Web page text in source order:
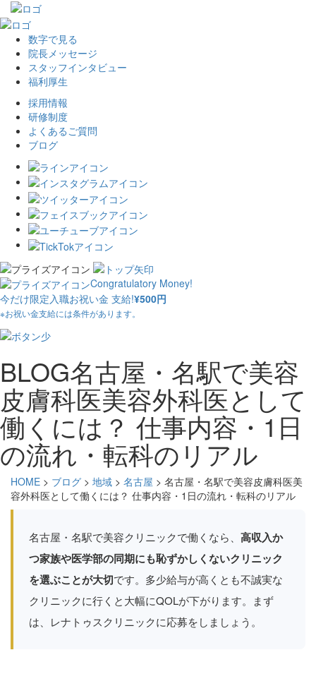
数字で見る
院長メッセージ
スタッフインタビュー
福利厚生
採用情報
研修制度
よくあるご質問
ブログ
Congratulatory Money!
今だけ限定入職お祝い金 支給!¥500円
※お祝い金支給には条件があります。
BLOG名古屋・名駅で美容
皮膚科医美容外科医として
働くには？ 仕事内容・1日
の流れ・転科のリアル
HOME > ブログ > 地域 > 名古屋 > 名古屋・名駅で美容皮膚科医美
容外科医として働くには？ 仕事内容・1日の流れ・転科のリアル
名古屋・名駅で美容クリニックで働くなら、 高収入か
つ家族や医学部の同期にも恥ずかしくないクリニック
を選ぶことが大切です。多少給与が高くとも不誠実な
クリニックに行くと大幅にQOLが下がります。まず
は、レナトゥスクリニックに応募をしましょう。